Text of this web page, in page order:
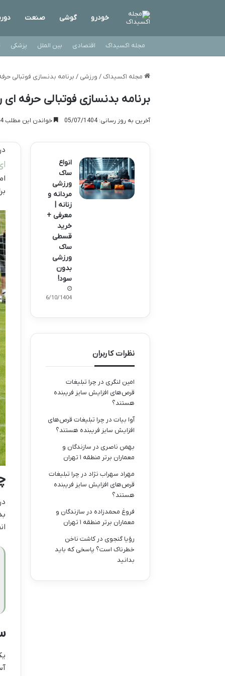
خودرو گوشی صنعت
مجله اکسیداک اقتصادی بین الملل پزشکی
مجله اکسیداک / ورزشی / برنامه بدنسازی فوتبالی
برنامه بدنسازی فوتبالی حرفه ای
آخرین به روز رسانی: 05/07/1404 خواندن این مطلب 4 دقیقه زمان میبرد
انواع
ساک
ورزشی
مردانه و
زنانه |
معرفی +
خرید
قسطی
ساک
ورزشی
بدون
سود!
16/10/1404
نظرات کاربران
امین لنگری درچرا تبلیغات
قرص‌های افزایش سایز فریبنده
هستند؟
آوا بیات درچرا تبلیغات قرص‌های
افزایش سایز فریبنده هستند؟
بهمن ناصری در سازندگان و
معماران برتر منطقه ۱ تهران
مهراد سهراب نژاد درچرا تبلیغات
قرص‌های افزایش سایز فریبنده
هستند؟
فروغ محمدزاده در سازندگان و
معماران برتر منطقه ۱ تهران
رؤیا گنجوی درکاشت ناخن
خطرناک است؟ پاسخی که باید
بدانید